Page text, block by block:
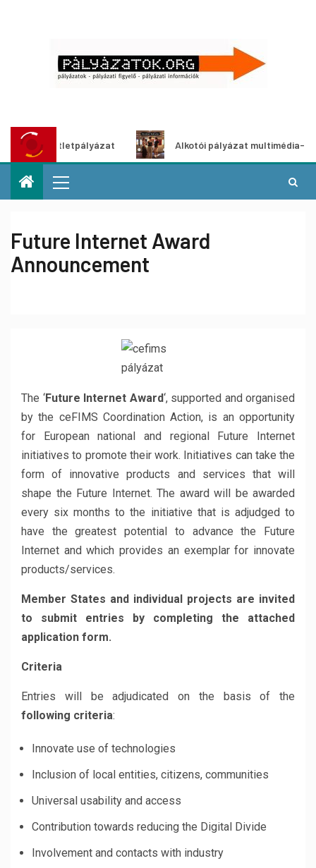
ötletpályázat Alkotói pályázat multimédia-
Future Internet Award
Announcement
The ‘Future Internet Award‘, supported and organised
by the ceFIMS Coordination Action, is an opportunity
for European national and regional Future Internet
initiatives to promote their work. Initiatives can take the
form of innovative products and services that will
shape the Future Internet. The award will be awarded
every six months to the initiative that is adjudged to
have the greatest potential to advance the Future
Internet and which provides an exemplar for innovate
products/services.
Member States and individual projects are invited
to submit entries by completing the attached
application form.
Criteria
Entries will be adjudicated on the basis of the
following criteria:
Innovate use of technologies
Inclusion of local entities, citizens, communities
Universal usability and access
Contribution towards reducing the Digital Divide
Involvement and contacts with industry